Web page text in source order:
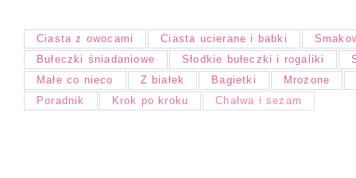
Ciasta z owocami Ciasta ucierane i babki
Bułeczki śniadaniowe
Słodkie bułeczki i rogaliki
Małe co nieco
Z białek Bagietki
Mrożone
Poradnik
Krok po kroku Chałwa i sezam